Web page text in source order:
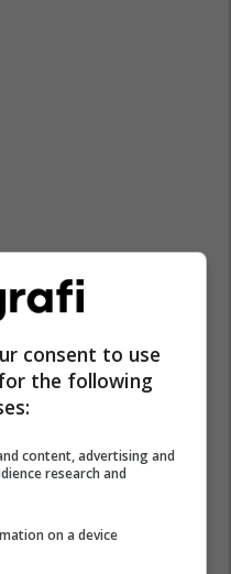
consent to use
the following
content, advertising and
research and
on a device